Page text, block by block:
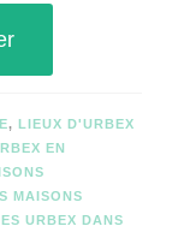
, LIEUX D'URBEX
EN
MAISONS
URBEX DANS